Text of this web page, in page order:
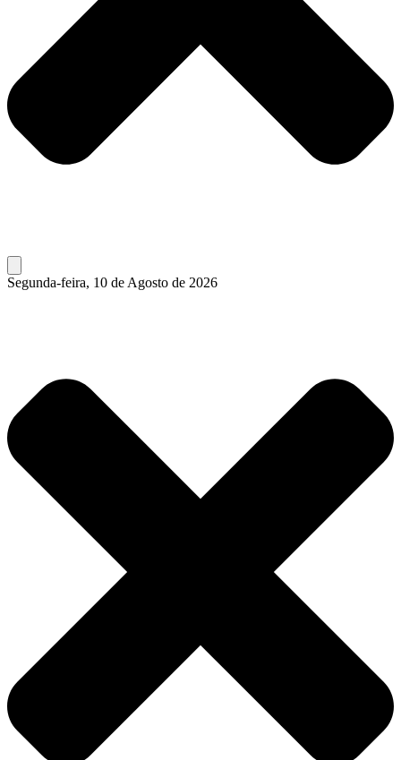
Segunda-feira, 10 de Agosto de 2026